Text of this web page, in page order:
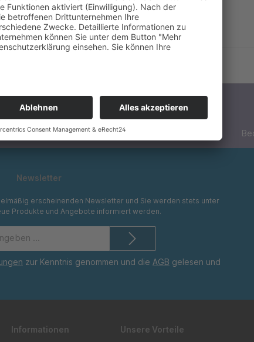
Geld-Zurück-Garantie
Newsletter
erscheinenden Newsletter und Sie werden stets unter
Produkte und Angebote informiert werden.
Mail-
Adresse*
zur Kenntnis genommen und die AGB gelesen und
Informationen Unsere Vorteile